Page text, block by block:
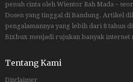
penuh cinta oleh Wientor Rah Mada ~
Dosen yang tinggal di Bandung. Artikel
pengalamannya yang lebih dari 8 tahun
Bixbux menjadi rujukan banyak internet
Tentang Kami
Disclaimer